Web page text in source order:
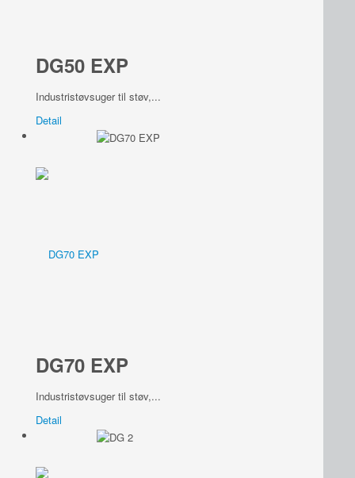
DG50 EXP
Industristøvsuger til støv,...
Detail
DG70 EXP
Industristøvsuger til støv,...
Detail